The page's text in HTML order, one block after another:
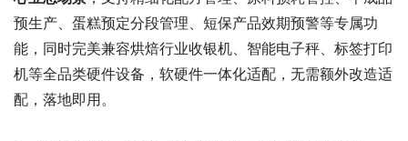
预生产、蛋糕预定分段管理、短保产品效期预警等专属功
能，同时完美兼容烘焙行业收银机、智能电子秤、标签打印
机等全品类硬件设备，软硬件一体化适配，无需额外改造适
配，落地即用。